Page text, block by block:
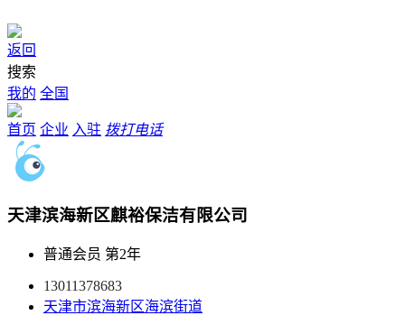
返回
搜索
我的 全国
首页 企业 入驻 拨打电话
天津滨海新区麒裕保洁有限公司
普通会员 第2年
13011378683
天津市滨海新区海滨街道